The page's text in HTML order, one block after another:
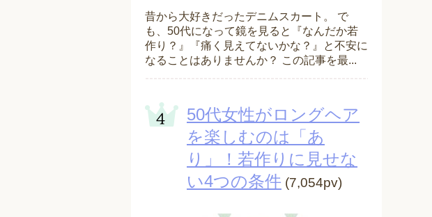
昔から大好きだったデニムスカート。 で
も、50代になって鏡を見ると『なんだか若
作り？』『痛く見えてないかな？』と不安に
なることはありませんか？ この記事を最...
50代女性がロングヘア
を楽しむのは「あ
り」！若作りに見せな
い4つの条件 (7,054pv)